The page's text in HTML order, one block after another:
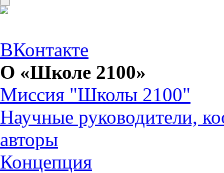
ВКонтакте
О «Школе 2100»
Миссия "Школы 2100"
Научные руководители,
авторы
Концепция